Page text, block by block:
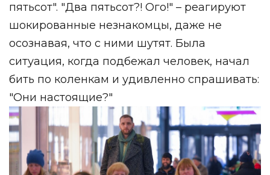
пятьсот". "Два пятьсот?! Ого!" – реагируют
шокированные незнакомцы, даже не
осознавая, что с ними шутят. Была
ситуация, когда подбежал человек, начал
бить по коленкам и удивленно спрашивать:
"Они настоящие?"